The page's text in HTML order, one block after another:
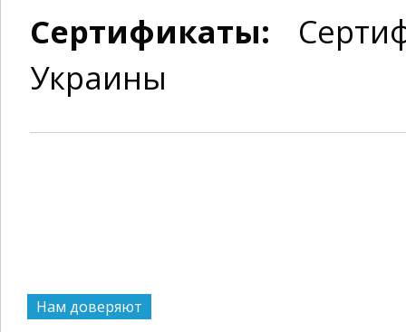
Сертификаты:
Украины
Нам доверяют